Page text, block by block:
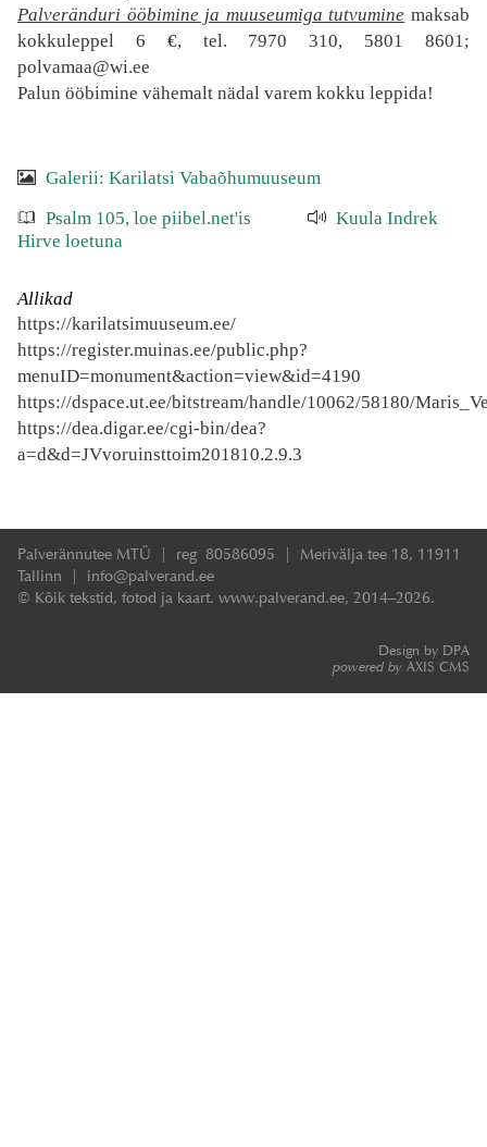
Palveränduri ööbimine ja muuseumiga tutvumine maksab
kokkuleppel 6 €, tel. 7970 310, 5801 8601;
polvamaa@wi.ee
Palun ööbimine vähemalt nädal varem kokku leppida!
Galerii: Karilatsi Vabaõhumuuseum
Psalm 105, loe piibel.net'is
Kuula Indrek
Hirve loetuna
Allikad
https://karilatsimuuseum.ee/
https://register.muinas.ee/public.php?
menuID=monument&action=view&id=4190
https://dspace.ut.ee/bitstream/handle/10062/58180/
https://dea.digar.ee/cgi-bin/dea?
a=d&d=JVvoruinsttoim201810.2.9.3
Palverännutee MTÜ | reg 80586095 | Merivälja tee 18, 11911
Tallinn | info@palverand.ee
© Kõik tekstid, fotod ja kaart. www.palverand.ee, 2014–2026.
Design by DPA
powered by AXIS CMS